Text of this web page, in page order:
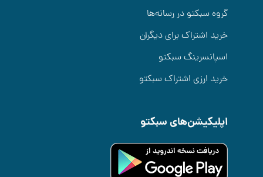
گروه سبکتو در رسانه‌ها
خرید اشتراک برای دیگران
اسپانسرینگ سبکتو
خرید ارزی اشتراک سبکتو
اپلیکیشن‌های سبکتو